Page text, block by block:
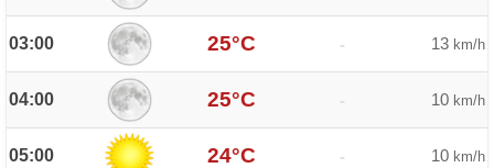
03:00 25°C - 13 km/h
04:00 25°C - 10 km/h
05:00 24°C - 10 km/h